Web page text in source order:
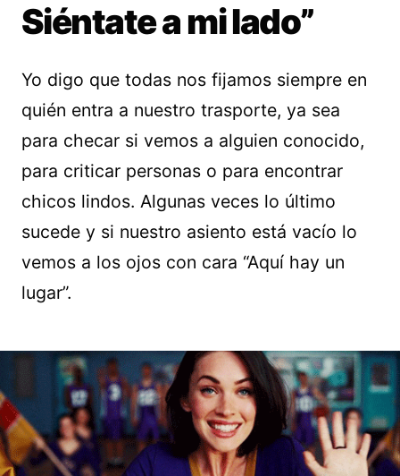
Siéntate a mi lado”
Yo digo que todas nos fijamos siempre en
quién entra a nuestro trasporte, ya sea
para checar si vemos a alguien conocido,
para criticar personas o para encontrar
chicos lindos. Algunas veces lo último
sucede y si nuestro asiento está vacío lo
vemos a los ojos con cara “Aquí hay un
lugar”.